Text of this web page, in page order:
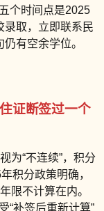
个时间点是2025
录取，立即联系民
有空余学位。
证断签过一个
为“不连续”，积分
积分政策明确，
限不计算在内。
“补签后重新计算”